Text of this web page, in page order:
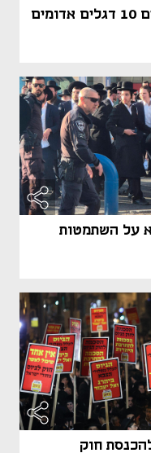
אזהרת הרמטכ"ל בקבינט: "מרים 10 דגלים אדומים
על השתמטות
חוק